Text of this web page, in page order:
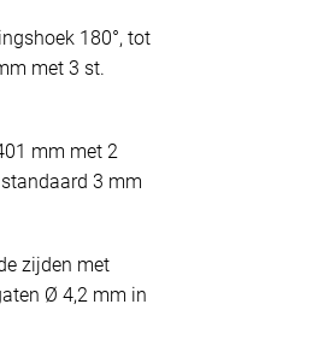
180°, tot
met 3 st.
mm met 2
3 mm
zijden met
Ø 4,2 mm in